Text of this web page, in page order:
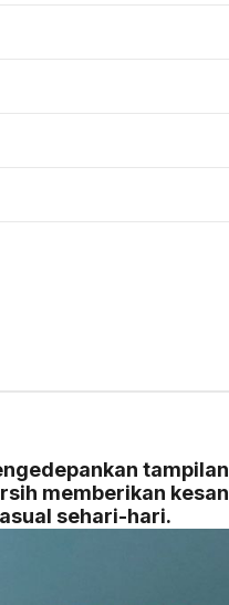
tampilan
memberikan kesan
sehari-hari.